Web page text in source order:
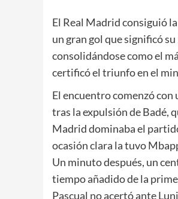
El Real Madrid consiguió
un gran gol que significó
consolidándose como el
certificó el triunfo en el
El encuentro comenzó
tras la expulsión de Badé,
Madrid dominaba el
ocasión clara la tuvo
Un minuto después, un
tiempo añadido de la
Pascual no acertó ante